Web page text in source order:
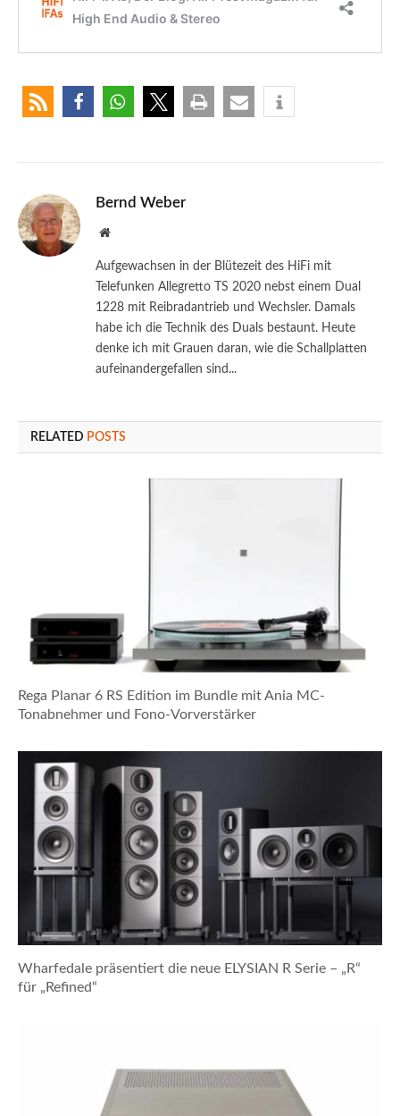
Bernd Weber
Website
Aufgewachsen in der Blütezeit des HiFi mit
Telefunken Allegretto TS 2020 nebst einem Dual
1228 mit Reibradantrieb und Wechsler. Damals
habe ich die Technik des Duals bestaunt. Heute
denke ich mit Grauen daran, wie die Schallplatten
aufeinandergefallen sind...
RELATED POSTS
Rega Planar 6 RS Edition im Bundle mit Ania MC-
Tonabnehmer und Fono-Vorverstärker
Wharfedale präsentiert die neue ELYSIAN R Serie – „R“
für „Refined“